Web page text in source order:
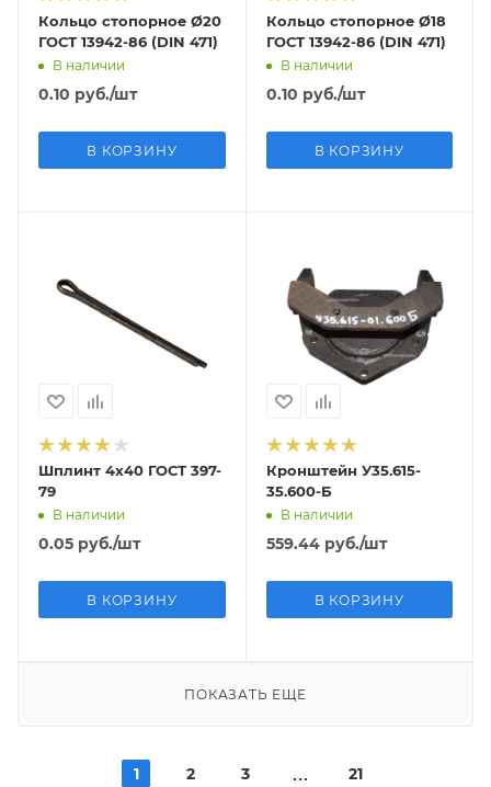
Кольцо стопорное Ø20
ГОСТ 13942-86 (DIN 471)
В наличии
0.10 руб./шт
В КОРЗИНУ
Кольцо стопорное Ø18
ГОСТ 13942-86 (DIN 471)
В наличии
0.10 руб./шт
В КОРЗИНУ
Шплинт 4х40 ГОСТ 397-
79
В наличии
0.05 руб./шт
В КОРЗИНУ
Кронштейн У35.615-
35.600-Б
В наличии
559.44руб./шт
В КОРЗИНУ
ПОКАЗАТЬ ЕЩЕ
1 2 3 21